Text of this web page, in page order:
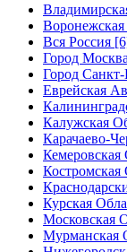
Вся Россия
Город
Город
Еврейская
Калужская
Карачаево-
Кемеровская
Костромская
Курская
Московская
Мурманская